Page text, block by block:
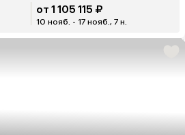
от 1 105 115 ₽
10 нояб. - 17 нояб., 7 н.